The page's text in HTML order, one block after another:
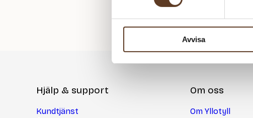
Avvisa
Hjälp & support
Kundtjänst
Om oss
Om Yllotyll